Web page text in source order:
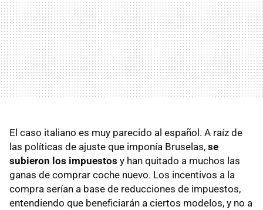
El caso italiano es muy parecido al español. A raíz de
las políticas de ajuste que imponía Bruselas, se
subieron los impuestos y han quitado a muchos las
ganas de comprar coche nuevo. Los incentivos a la
compra serían a base de reducciones de impuestos,
entendiendo que beneficiarán a ciertos modelos, y no a